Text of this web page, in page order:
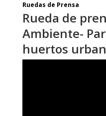
Ruedas de Prensa
Rueda de
Ambiente-
huertos